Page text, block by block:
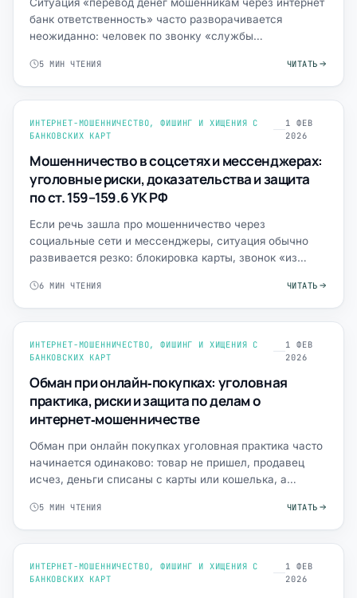
Ситуация «перевод денег мошенникам через интернет
банк ответственность» часто разворачивается
неожиданно: человек по звонку «службы
5 МИН ЧТЕНИЯ ЧИТАТЬ
ИНТЕРНЕТ-МОШЕННИЧЕСТВО, ФИШИНГ И ХИЩЕНИЯ С
БАНКОВСКИХ КАРТ
1 ФЕВ
2026
Мошенничество в соцсетях и мессенджерах:
уголовные риски, доказательства и защита
по ст. 159–159.6 УК РФ
Если речь зашла про мошенничество через
социальные сети и мессенджеры, ситуация обычно
развивается резко: блокировка карты, звонок «из
6 МИН ЧТЕНИЯ ЧИТАТЬ
ИНТЕРНЕТ-МОШЕННИЧЕСТВО, ФИШИНГ И ХИЩЕНИЯ С
БАНКОВСКИХ КАРТ
1 ФЕВ
2026
Обман при онлайн‑покупках: уголовная
практика, риски и защита по делам о
интернет‑мошенничестве
Обман при онлайн покупках уголовная практика часто
начинается одинаково: товар не пришел, продавец
исчез, деньги списаны с карты или кошелька, а
5 МИН ЧТЕНИЯ ЧИТАТЬ
ИНТЕРНЕТ-МОШЕННИЧЕСТВО, ФИШИНГ И ХИЩЕНИЯ С
БАНКОВСКИХ КАРТ
1 ФЕВ
2026